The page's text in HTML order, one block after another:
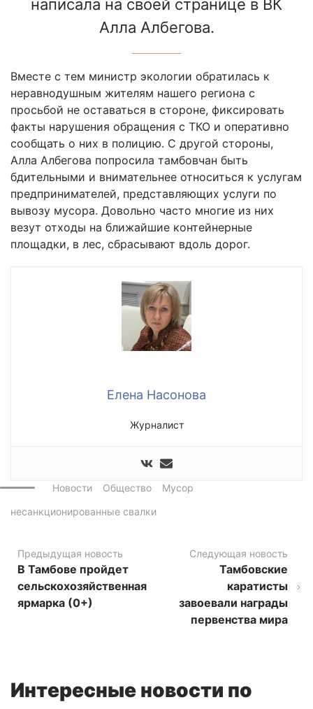
написала на своей странице в ВК
Алла Албегова.
Вместе с тем министр экологии обратилась к
неравнодушным жителям нашего региона с
просьбой не оставаться в стороне, фиксировать
факты нарушения обращения с ТКО и оперативно
сообщать о них в полицию. С другой стороны,
Алла Албегова попросила тамбовчан быть
бдительными и внимательнее относиться к услугам
предпринимателей, представляющих услуги по
вывозу мусора. Довольно часто многие из них
везут отходы на ближайшие контейнерные
площадки, в лес, сбрасывают вдоль дорог.
Елена Насонова
Журналист
Новости Общество
Мусор
несанкционированные свалки
Предыдущая новость
В Тамбове пройдет
сельскохозяйственная
ярмарка (0+)
Следующая новость
Тамбовские
каратисты
завоевали награды
первенства мира
Интересные новости по